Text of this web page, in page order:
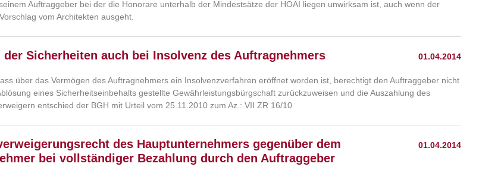
Auftraggeber bei der die Honorare unterhalb der Mindestsätze der HOAI liegen unwirksam ist, auch wenn der
vom Architekten ausgeht.
01.04.2014
der Sicherheiten auch bei Insolvenz des Auftragnehmers
über das Vermögen des Auftragnehmers ein Insolvenzverfahren eröffnet worden ist, berechtigt den Auftraggeber nicht
eines Sicherheitseinbehalts gestellte Gewährleistungsbürgschaft zurückzuweisen und die Auszahlung des
entschied der BGH mit Urteil vom 25.11.2010 zum Az.: VII ZR 16/10
01.04.2014
des Hauptunternehmers gegenüber dem
bei vollständiger Bezahlung durch den Auftraggeber